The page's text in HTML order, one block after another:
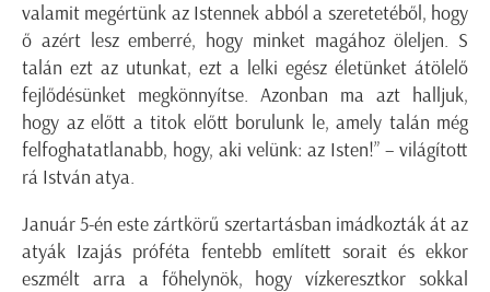
valamit megértünk az Istennek abból a szeretetéből, hogy
ő azért lesz emberré, hogy minket magához öleljen. S
talán ezt az utunkat, ezt a lelki egész életünket átölelő
fejlődésünket megkönnyítse. Azonban ma azt halljuk,
hogy az előtt a titok előtt borulunk le, amely talán még
felfoghatatlanabb, hogy, aki velünk: az Isten!” – világított
rá István atya.
Január 5-én este zártkörű szertartásban imádkozták át az
atyák Izajás próféta fentebb említett sorait és ekkor
eszmélt arra a főhelynök, hogy vízkeresztkor sokkal